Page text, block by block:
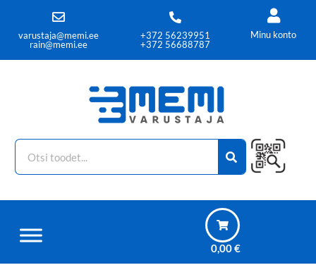
varustaja@memi.ee
rain@memi.ee
+372 56239951
+372 56688787
Minu konto
0,00€